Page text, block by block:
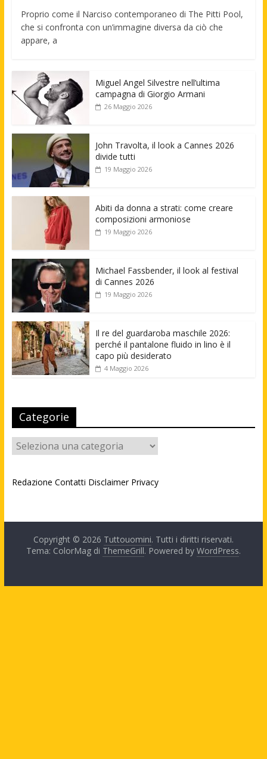
Proprio come il Narciso contemporaneo di The Pitti Pool,
che si confronta con un’immagine diversa da ciò che
appare, a
Miguel Angel Silvestre nell’ultima
campagna di Giorgio Armani
26 Maggio 2026
John Travolta, il look a Cannes 2026
divide tutti
19 Maggio 2026
Abiti da donna a strati: come creare
composizioni armoniose
19 Maggio 2026
Michael Fassbender, il look al festival
di Cannes 2026
19 Maggio 2026
Il re del guardaroba maschile 2026:
perché il pantalone fluido in lino è il
capo più desiderato
4 Maggio 2026
Categorie
Categorie
Redazione Contatti Disclaimer Privacy
Copyright © 2026 Tuttouomini. Tutti i diritti riservati.
Tema: ColorMag di ThemeGrill. Powered by WordPress.